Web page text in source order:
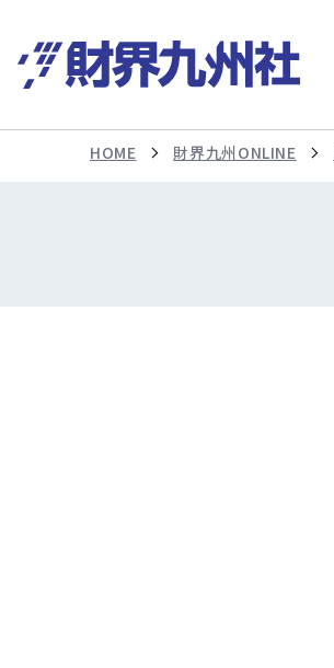
HOME 財界九州ONLINE